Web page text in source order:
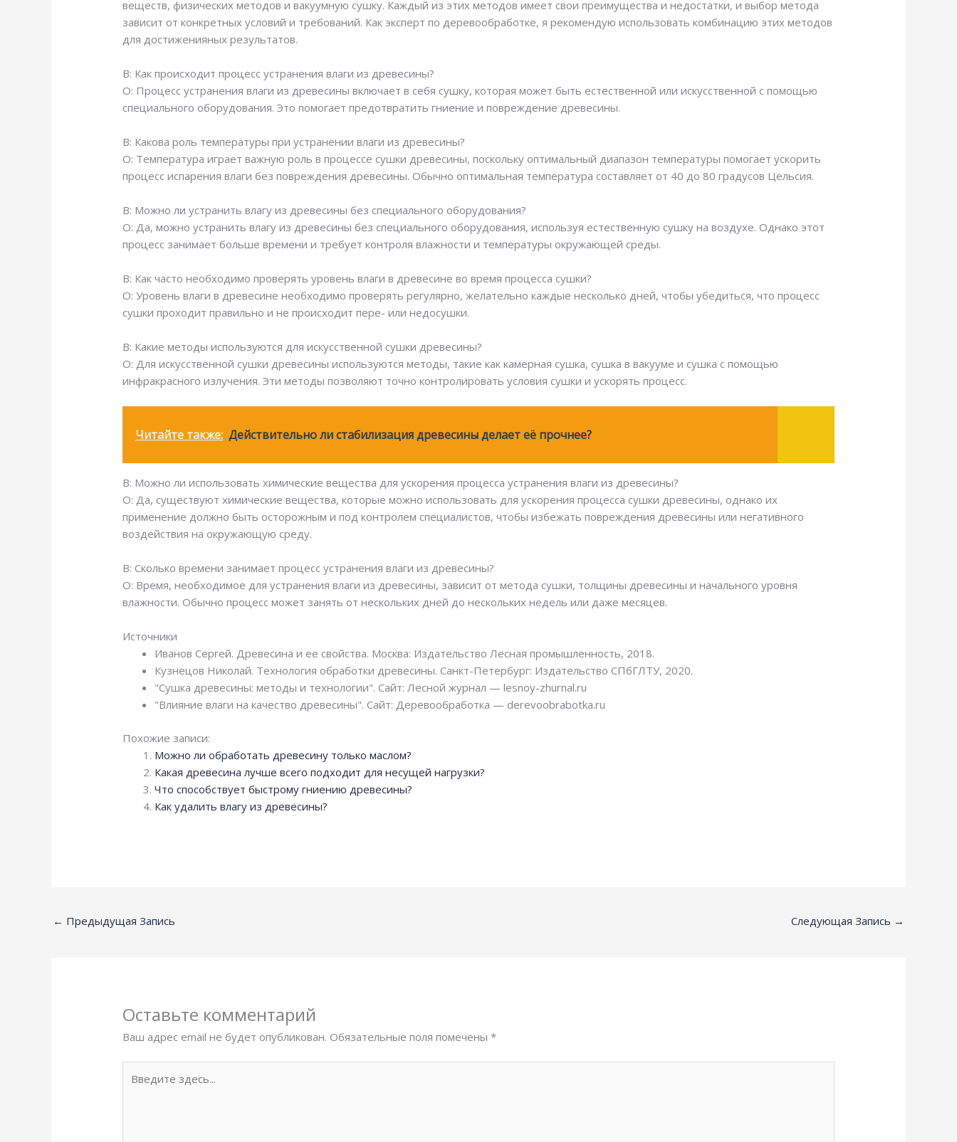
веществ, физических методов и вакуумную сушку. Каждый из этих методов имеет свои преимущества и недостатки, и выбор метода
зависит от конкретных условий и требований. Как эксперт по деревообработке, я рекомендую использовать комбинацию этих методов
для достиженияных результатов.
В: Как происходит процесс устранения влаги из древесины?
О: Процесс устранения влаги из древесины включает в себя сушку, которая может быть естественной или искусственной с помощью
специального оборудования. Это помогает предотвратить гниение и повреждение древесины.
В: Какова роль температуры при устранении влаги из древесины?
О: Температура играет важную роль в процессе сушки древесины, поскольку оптимальный диапазон температуры помогает ускорить
процесс испарения влаги без повреждения древесины. Обычно оптимальная температура составляет от 40 до 80 градусов Цельсия.
В: Можно ли устранить влагу из древесины без специального оборудования?
О: Да, можно устранить влагу из древесины без специального оборудования, используя естественную сушку на воздухе. Однако этот
процесс занимает больше времени и требует контроля влажности и температуры окружающей среды.
В: Как часто необходимо проверять уровень влаги в древесине во время процесса сушки?
О: Уровень влаги в древесине необходимо проверять регулярно, желательно каждые несколько дней, чтобы убедиться, что процесс
сушки проходит правильно и не происходит пере- или недосушки.
В: Какие методы используются для искусственной сушки древесины?
О: Для искусственной сушки древесины используются методы, такие как камерная сушка, сушка в вакууме и сушка с помощью
инфракрасного излучения. Эти методы позволяют точно контролировать условия сушки и ускорять процесс.
Читайте также: Действительно ли стабилизация древесины делает её прочнее?
В: Можно ли использовать химические вещества для ускорения процесса устранения влаги из древесины?
О: Да, существуют химические вещества, которые можно использовать для ускорения процесса сушки древесины, однако их
применение должно быть осторожным и под контролем специалистов, чтобы избежать повреждения древесины или негативного
воздействия на окружающую среду.
В: Сколько времени занимает процесс устранения влаги из древесины?
О: Время, необходимое для устранения влаги из древесины, зависит от метода сушки, толщины древесины и начального уровня
влажности. Обычно процесс может занять от нескольких дней до нескольких недель или даже месяцев.
Источники
Иванов Сергей. Древесина и ее свойства. Москва: Издательство Лесная промышленность, 2018.
Кузнецов Николай. Технология обработки древесины. Санкт-Петербург: Издательство СПбГЛТУ, 2020.
"Сушка древесины: методы и технологии". Сайт: Лесной журнал — lesnoy-zhurnal.ru
"Влияние влаги на качество древесины". Сайт: Деревообработка — derevoobrabotka.ru
Похожие записи:
Можно ли обработать древесину только маслом?
Какая древесина лучше всего подходит для несущей нагрузки?
Что способствует быстрому гниению древесины?
Как удалить влагу из древесины?
← Предыдущая Запись Следующая Запись →
Оставьте комментарий
Ваш адрес email не будет опубликован. Обязательные поля помечены*
здесь...